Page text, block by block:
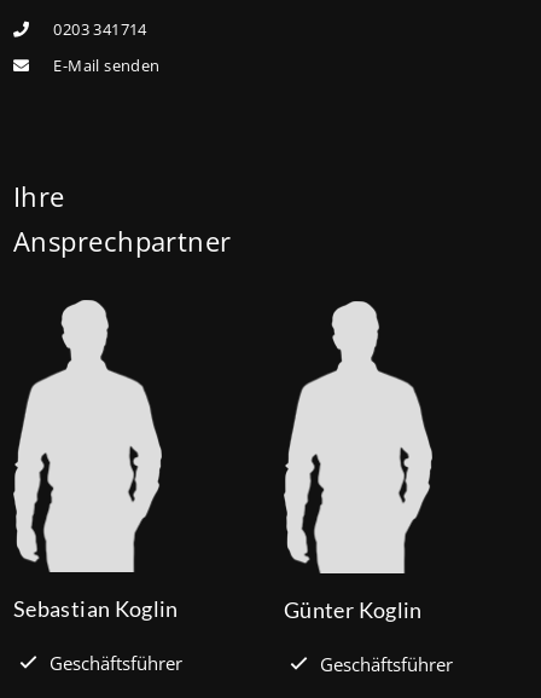
Euro, für Familien mit zwei Kindern auf 160.000 Euro
(vorher: 125.000 Euro) und für Familien mit drei und
Heute liegt der Zinssatz für ein Darlehen mit 35
Prozent effektiv. (mehr …)
0203 341714
E-Mail senden
Ihre
Ansprechpartner
Sebastian Koglin
Geschäftsführer
Günter Koglin
Geschäftsführer